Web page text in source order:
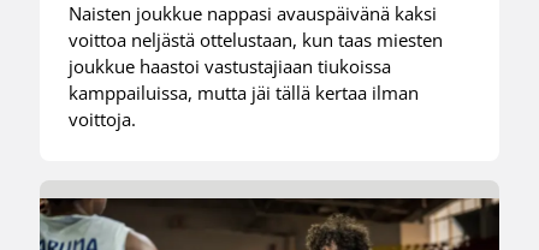
Naisten joukkue nappasi avauspäivänä kaksi
voittoa neljästä ottelustaan, kun taas miesten
joukkue haastoi vastustajiaan tiukoissa
kamppailuissa, mutta jäi tällä kertaa ilman
voittoja.